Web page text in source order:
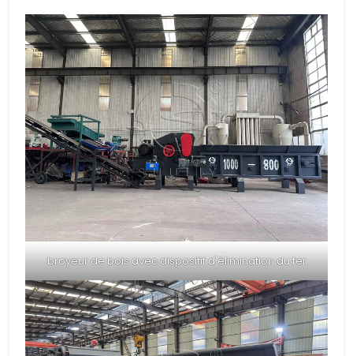
broyeur de bois avec dispositif d'élimination du fer